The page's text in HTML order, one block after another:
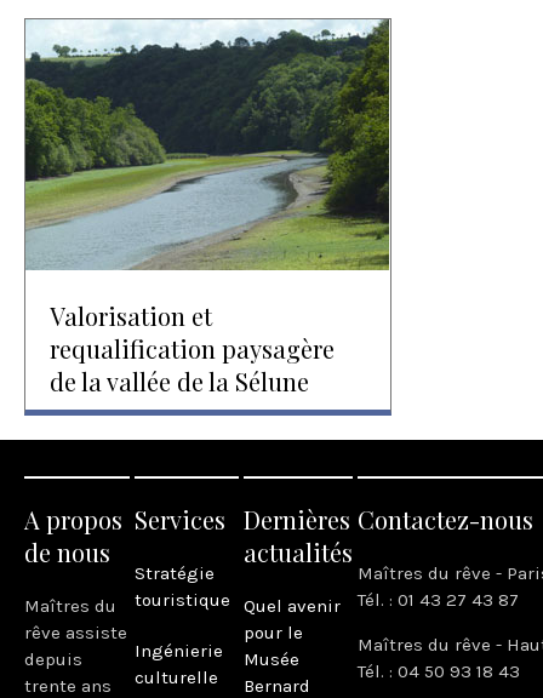
Valorisation et
requalification paysagère
de la vallée de la Sélune
A propos
de nous
Maîtres du
rêve assiste
depuis
trente ans
Services
Stratégie
touristique
Ingénierie
culturelle
Dernières
actualités
Quel avenir
pour le
Musée
Bernard
Contactez-nous
Maîtres du rêve -
Tél. : 01 43 27 43 87
Maîtres du rêve -
Tél. : 04 50 93 18 43